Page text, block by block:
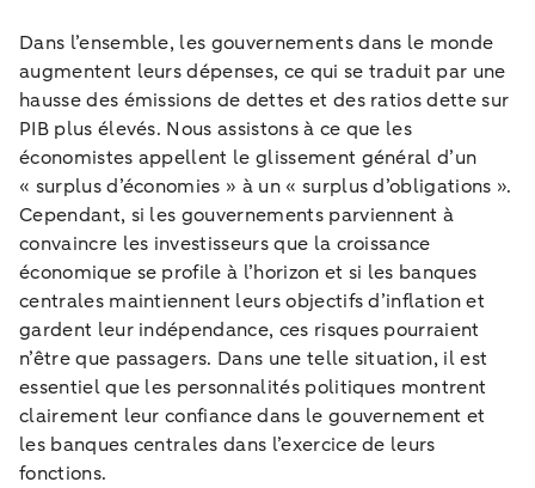
Dans l’ensemble, les gouvernements dans le monde
augmentent leurs dépenses, ce qui se traduit par une
hausse des émissions de dettes et des ratios dette sur
PIB plus élevés. Nous assistons à ce que les
économistes appellent le glissement général d’un
« surplus d’économies » à un « surplus d’obligations ».
Cependant, si les gouvernements parviennent à
convaincre les investisseurs que la croissance
économique se profile à l’horizon et si les banques
centrales maintiennent leurs objectifs d’inflation et
gardent leur indépendance, ces risques pourraient
n’être que passagers. Dans une telle situation, il est
essentiel que les personnalités politiques montrent
clairement leur confiance dans le gouvernement et
les banques centrales dans l’exercice de leurs
fonctions.